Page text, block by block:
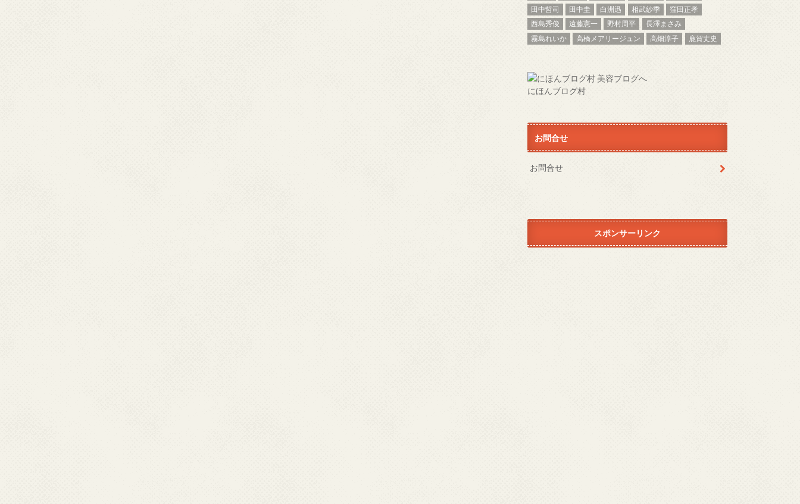
田中哲司
田中圭 白洲迅 相武紗季
窪田正孝
西島秀俊
遠藤憲一 野村周平
長澤まさみ
霧島れいか
高橋メアリージュン 高畑淳子 鹿賀丈史
にほんブログ村
お問合せ
お問合せ
スポンサーリンク